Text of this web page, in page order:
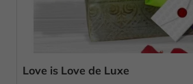
Love is Love de Luxe